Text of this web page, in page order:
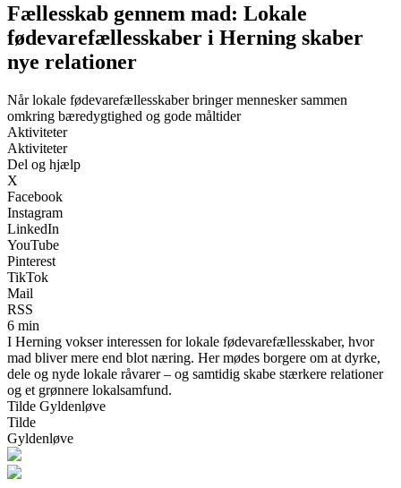
Fællesskab gennem mad: Lokale
fødevarefællesskaber i Herning skaber
nye relationer
Når lokale fødevarefællesskaber bringer mennesker sammen
omkring bæredygtighed og gode måltider
Aktiviteter
Aktiviteter
Del og hjælp
X
Facebook
Instagram
LinkedIn
YouTube
Pinterest
TikTok
Mail
RSS
6 min
I Herning vokser interessen for lokale fødevarefællesskaber, hvor
mad bliver mere end blot næring. Her mødes borgere om at dyrke,
dele og nyde lokale råvarer – og samtidig skabe stærkere relationer
og et grønnere lokalsamfund.
Tilde Gyldenløve
Tilde
Gyldenløve